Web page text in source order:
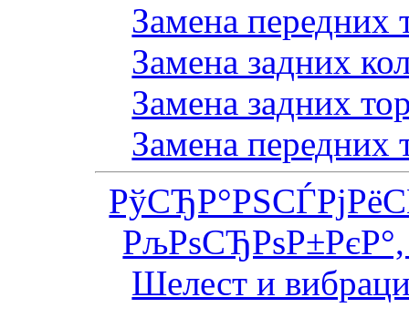
Замена передних
Замена задних
Замена задних
Замена передних
Шелест и